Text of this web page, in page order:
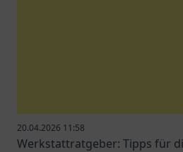
20.04.2026 11:58
Werkstattratgeber: Tipps für